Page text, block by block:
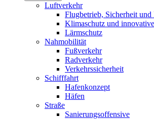
Luftverkehr
Flugbetrieb, Sicherheit und
Klimaschutz und
Lärmschutz
Nahmobilität
Fußverkehr
Radverkehr
Verkehrssicherheit
Schifffahrt
Hafenkonzept
Häfen
Straße
Sanierungsoffensive